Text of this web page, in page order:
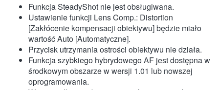
Funkcja SteadyShot nie jest obsługiwana.
Ustawienie funkcji Lens Comp.: Distortion
[Zakłócenie kompensacji obiektywu] będzie miało
wartość Auto [Automatyczne].
Przycisk utrzymania ostrości obiektywu nie działa.
Funkcja szybkiego hybrydowego AF jest dostępna w
środkowym obszarze w wersji 1.01 lub nowszej
oprogramowania.